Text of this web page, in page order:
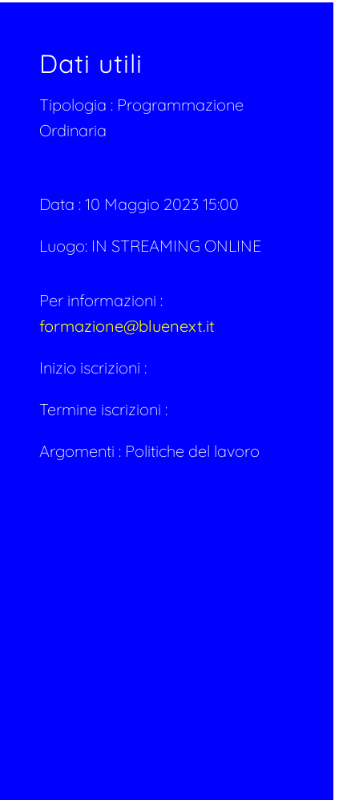
Dati utili
Tipologia : Programmazione
Ordinaria
Data :10 Maggio 2023 15:00
Luogo: IN STREAMING ONLINE
Per informazioni :
formazione@bluenext.it
Inizio iscrizioni :
Termine iscrizioni :
Argomenti : Politiche del lavoro